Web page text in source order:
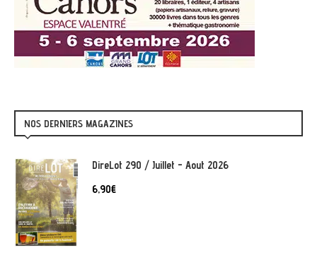
NOS DERNIERS MAGAZINES
DireLot 290 / Juillet - Aout 2026
6,90€